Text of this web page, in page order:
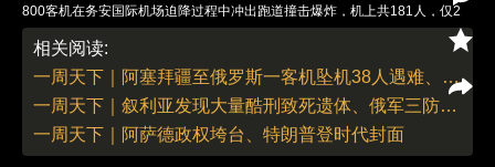
800客机在务安国际机场迫降过程中冲出跑道撞击爆炸，机上共181人，仅2
名机组人员生还。初步调查报告显示这架客机下降过程中遭遇鸟击并出现起落
架故障，最终以机腹着陆并撞上跑道尽头的水泥围墙，飞机除机尾外几乎全部
烧毁。这是韩国有史以来伤亡最严重的一次境内空难，韩国政府宣布全国哀悼
7天，政府和公共机构降半旗志哀。图：视觉中国
责任编辑：翁倩 董德 | 版面编辑：翁倩
相关阅读:
一周天下｜阿塞拜疆至俄罗斯一客机坠机38人遇难、德国圣诞市集车辆冲撞致5死超200伤
一周天下｜叙利亚发现大量酷刑致死遗体、俄军三防部队司令被炸身亡
一周天下｜阿萨德政权垮台、特朗普登时代封面